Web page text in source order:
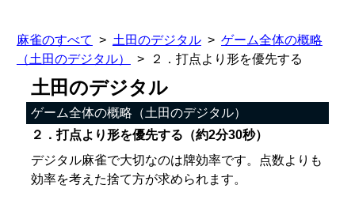
麻雀のすべて 土田のデジタル
ゲーム全体の概略
（土田のデジタル）
２．打点より形を優先する
土田のデジタル
ゲーム全体の概略（土田のデジタル）
２．打点より形を優先する（約2分30秒）
デジタル麻雀で大切なのは牌効率です。点数よりも
効率を考えた捨て方が求められます。